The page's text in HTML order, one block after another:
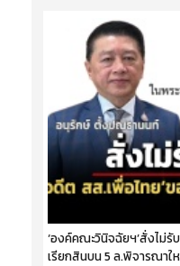
‘องค์คณะวินิจฉัยฯ’สั่งไม่รั
เรียกสินบน 5 ล.พิจารณาใ